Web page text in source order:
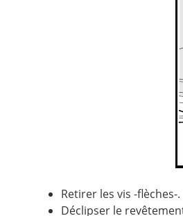
Retirer les vis -flèches-.
Déclipser le